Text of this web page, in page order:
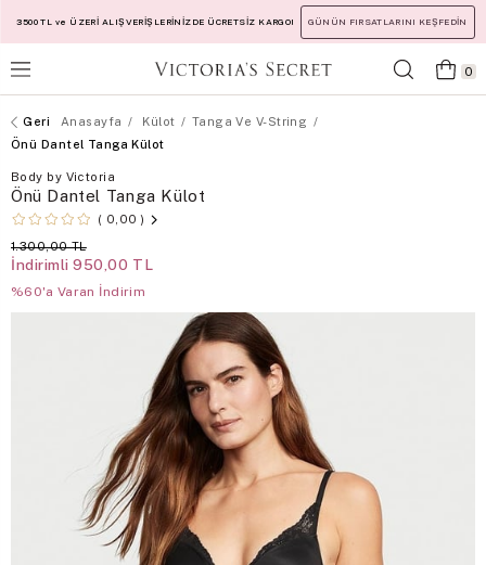
3500 TL ve ÜZERİ ALIŞVERİŞLERİNİZDE ÜCRETSİZ KARGO! GÜNÜN FIRSATLARINI KEŞFEDİN
0
Anasayfa Külot
Tanga Ve V-String
Önü Dantel Tanga Külot
Body by Victoria
Önü Dantel Tanga Külot
0,00
1.300,00 TL
İndirimli 950,00 TL
%60'a Varan İndirim